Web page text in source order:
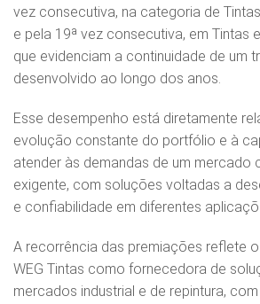
vez consecutiva, na categoria de
e pela 19ª vez consecutiva, em Tintas
que evidenciam a continuidade de um
desenvolvido ao longo dos anos.
Esse desempenho está diretamente
evolução constante do portfólio e à
atender às demandas de um mercado
exigente, com soluções voltadas a
e confiabilidade em diferentes
A recorrência das premiações reflete
WEG Tintas como fornecedora de
mercados industrial e de repintura,